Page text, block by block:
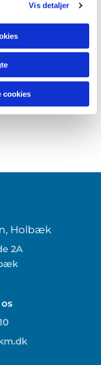
Vis detaljer
cookies
Holbæk
2A